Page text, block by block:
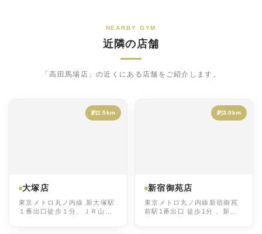
NEARBY GYM
近隣の店舗
「高田馬場店」の近くにある店舗をご紹介します。
約2.5km
大塚店
東京メトロ丸ノ内線 新大塚駅
１番出口徒歩１分、ＪＲ山手
約3.0km
新宿御苑店
東京メトロ丸ノ内線新宿御苑
前駅1番出口 徒歩1分 、新宿